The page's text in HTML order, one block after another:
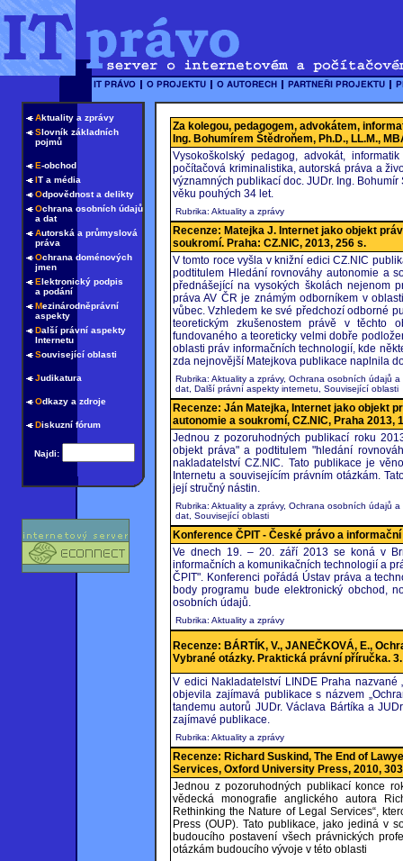
Aktuality a zprávy
Slovník základních
pojmů
E-obchod
IT a média
Odpovědnost a delikty
Ochrana osobních údajů
a dat
Autorská a průmyslová
práva
Ochrana doménových
jmen
Elektronický podpis
a podání
Mezinárodněprávní
aspekty
Další právní aspekty
Internetu
Související oblasti
Judikatura
Odkazy a zdroje
Diskuzní fórum
Najdi:
Za kolegou, pedagogem, advokátem,
Ing. Bohumírem Štědroňem, Ph.D., LL.M.,
Vysokoškolský pedagog, advokát,
počítačová kriminalistika, autorská práva a
významných publikací doc. JUDr. Ing.
věku pouhých 34 let.
Rubrika: Aktuality a zprávy
Recenze: Matejka J. Internet jako objekt
soukromí. Praha: CZ.NIC, 2013, 256 s.
V tomto roce vyšla v knižní edici CZ.NIC
podtitulem Hledání rovnováhy autonomie a
přednášející na vysokých školách nejenom
práva AV ČR je známým odborníkem v
vůbec. Vzhledem ke své předchozí odborné
teoretickým zkušenostem právě v těchto
fundovaného a teoreticky velmi dobře
oblasti práv informačních technologií, kde
zda nejnovější Matejkova publikace naplnila
Rubrika: Aktuality a zprávy, Ochrana osobních údajů a
dat, Další právní aspekty internetu, Související oblasti
Recenze: Ján Matejka, Internet jako objekt
autonomie a soukromí, CZ.NIC, Praha 2013,
Jednou z pozoruhodných publikací roku
objekt práva" a podtitulem "hledání
nakladatelství CZ.NIC. Tato publikace je
Internetu a souvisejícím právním otázkám.
její stručný nástin.
Rubrika: Aktuality a zprávy, Ochrana osobních údajů a
dat, Související oblasti
Konference ČPIT - České právo a
Ve dnech 19. – 20. září 2013 se koná v
informačních a komunikačních technologií a
ČPIT". Konferenci pořádá Ústav práva a
body programu bude elektronický obchod,
osobních údajů.
Rubrika: Aktuality a zprávy
Recenze: BÁRTÍK, V., JANEČKOVÁ, E.,
Vybrané otázky. Praktická právní příručka.
V edici Nakladatelství LINDE Praha nazvané
objevila zajímavá publikace s názvem
tandemu autorů JUDr. Václava Bártíka a
zajímavé publikace.
Rubrika: Aktuality a zprávy
Recenze: Richard Suskind, The End of
Services, Oxford University Press, 2010,
Jednou z pozoruhodných publikací konce
vědecká monografie anglického autora
Rethinking the Nature of Legal Services“,
Press (OUP). Tato publikace, jako jediná v
budoucího postavení všech právnických
otázkám budoucího vývoje v této oblasti